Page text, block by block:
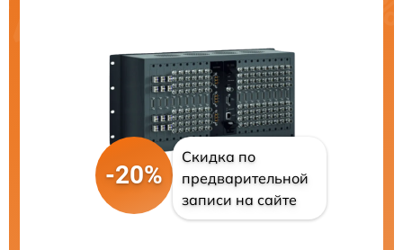
-20%
Скидка по
предварительной
записи на сайте